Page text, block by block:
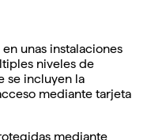
unas instalaciones
niveles de
se incluyen la
mediante tarjeta
mediante